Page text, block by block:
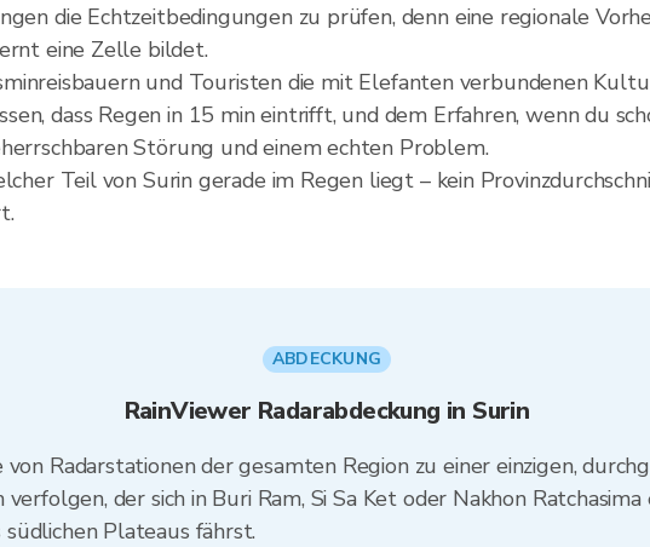
die Echtzeitbedingungen zu prüfen, denn eine regionale
eine Zelle bildet.
und Touristen die mit Elefanten verbundenen
dass Regen in 15 min eintrifft, und dem Erfahren, wenn du
Störung und einem echten Problem.
Teil von Surin gerade im Regen liegt – kein
ABDECKUNG
RainViewer Radarabdeckung in Surin
Radarstationen der gesamten Region zu einer einzigen,
verfolgen, der sich in Buri Ram, Si Sa Ket oder Nakhon
Plateaus fährst.